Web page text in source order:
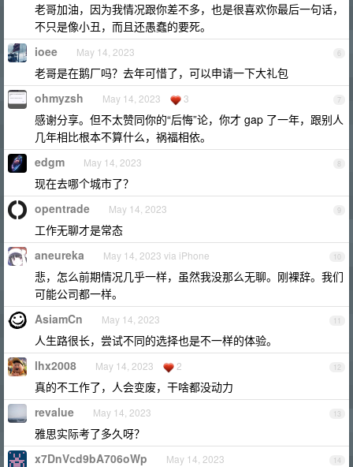
老哥加油，因为我情况跟你差不多，也是很喜欢你最后一句话，
不只是像小丑，而且还愚蠢的要死。
6
ioee May 14, 2023
老哥是在鹅厂吗？去年可惜了，可以申请一下大礼包
7
ohmyzsh May 14, 2023 3
感谢分享。但不太赞同你的“后悔”论，你才 gap 了一年，跟别人
几年相比根本不算什么，祸福相依。
8
edgm May 14, 2023
现在去哪个城市了？
9
opentrade May 14, 2023
工作无聊才是常态
10
aneureka May 14, 2023 via iPhone
悲，怎么前期情况几乎一样，虽然我没那么无聊。刚裸辞。我们
可能公司都一样。
11
AsiamCn May 14, 2023
人生路很长，尝试不同的选择也是不一样的体验。
12
lhx2008 May 14, 2023 2
真的不工作了，人会变废，干啥都没动力
13
revalue May 14, 2023
雅思实际考了多久呀？
14
x7DnVcd9bA706oWp May 14, 2023